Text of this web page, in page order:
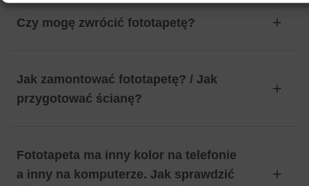
Czy mogę zwrócić fototapetę?
Jak zamontować fototapetę? / Jak
przygotować ścianę?
Fototapeta ma inny kolor na telefonie
a inny na komputerze. Jak sprawdzić